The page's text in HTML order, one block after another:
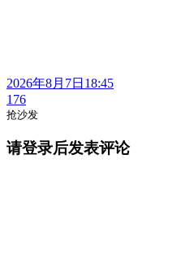
2026年8月7日18:45
176
抢沙发
请登录后发表评论